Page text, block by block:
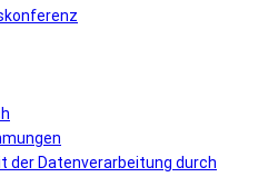
der Datenverarbeitung durch